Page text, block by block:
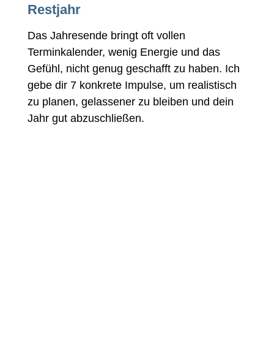
Restjahr
Das Jahresende bringt oft vollen
Terminkalender, wenig Energie und das
Gefühl, nicht genug geschafft zu haben. Ich
gebe dir 7 konkrete Impulse, um realistisch
zu planen, gelassener zu bleiben und dein
Jahr gut abzuschließen.